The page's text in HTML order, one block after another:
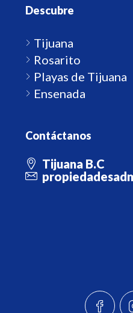
Descubre
Tijuana
Rosarito
Playas de Tijuana
Ensenada
Contáctanos
Tijuana B.C